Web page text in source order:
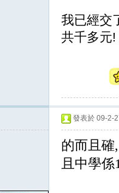
我已經交
共千多元
發表於 09-2-
的而且確
且中學係